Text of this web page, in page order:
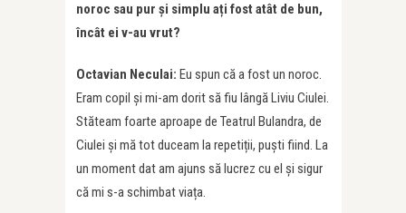
noroc sau pur și simplu ați fost atât de bun,
încât ei v-au vrut?
Octavian Neculai: Eu spun că a fost un noroc.
Eram copil și mi-am dorit să fiu lângă Liviu Ciulei.
Stăteam foarte aproape de Teatrul Bulandra, de
Ciulei și mă tot duceam la repetiții, puști fiind. La
un moment dat am ajuns să lucrez cu el și sigur
că mi s-a schimbat viața.